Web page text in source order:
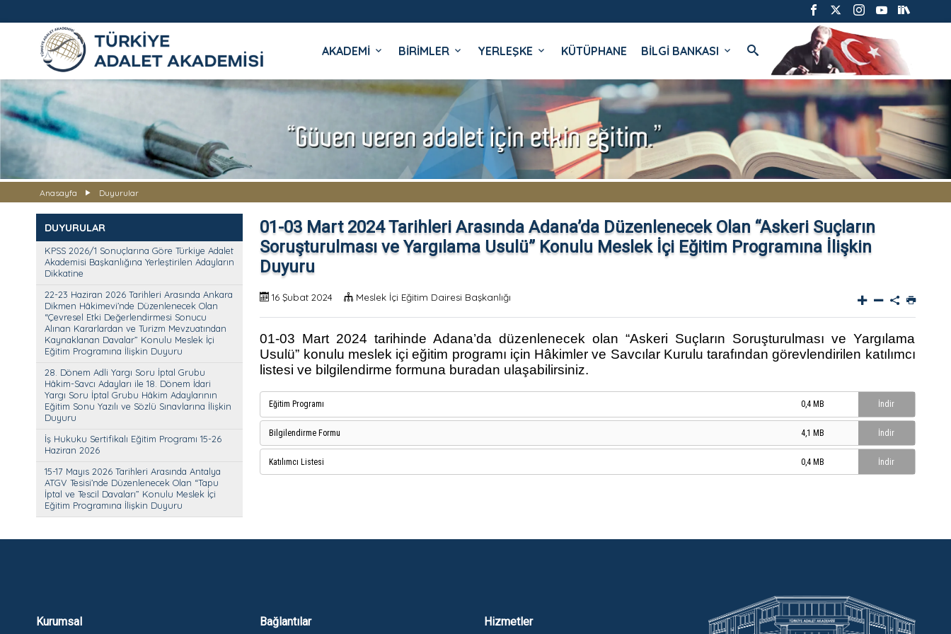
TÜRKİYE ADALET AKADEMİSİ
AKADEMİ BİRİMLER YERLEŞKE KÜTÜPHANE BİLGİ BANKASI
Anasayfa Duyurular
DUYURULAR
KPSS 2026/1 Sonuçlarına Göre Türkiye Adalet
Akademisi Başkanlığına Yerleştirilen Adayların
Dikkatine
22-23 Haziran 2026 Tarihleri Arasında Ankara
Dikmen Hâkimevi’nde Düzenlenecek Olan
“Çevresel Etki Değerlendirmesi Sonucu
Alınan Kararlardan ve Turizm Mevzuatından
Kaynaklanan Davalar” Konulu Meslek İçi
Eğitim Programına İlişkin Duyuru
28. Dönem Adli Yargı Soru İptal Grubu
Hâkim-Savcı Adayları ile 18. Dönem İdari
Yargı Soru İptal Grubu Hâkim Adaylarının
Eğitim Sonu Yazılı ve Sözlü Sınavlarına İlişkin
Duyuru
İş Hukuku Sertifikalı Eğitim Programı 15-26
Haziran 2026
15-17 Mayıs 2026 Tarihleri Arasında Antalya
ATGV Tesisi’nde Düzenlenecek Olan “Tapu
İptal ve Tescil Davaları” Konulu Meslek İçi
Eğitim Programına İlişkin Duyuru
01-03 Mart 2024 Tarihleri Arasında Adana’da Düzenlenecek Olan “Askeri Suçların
Soruşturulması ve Yargılama Usulü” Konulu Meslek İçi Eğitim Programına İlişkin
Duyuru
16 Şubat 2024 Meslek İçi Eğitim Dairesi Başkanlığı
01-03 Mart 2024 tarihinde Adana’da düzenlenecek olan “Askeri Suçların Soruşturulması ve Yargılama
Usulü” konulu meslek içi eğitim programı için Hâkimler ve Savcılar Kurulu tarafından görevlendirilen katılımcı
listesi ve bilgilendirme formuna buradan ulaşabilirsiniz.
Eğitim Programı 0,4 MB İndir
Bilgilendirme Formu 4,1 MB İndir
Katılımcı Listesi 0,4 MB İndir
Kurumsal Bağlantılar Hizmetler